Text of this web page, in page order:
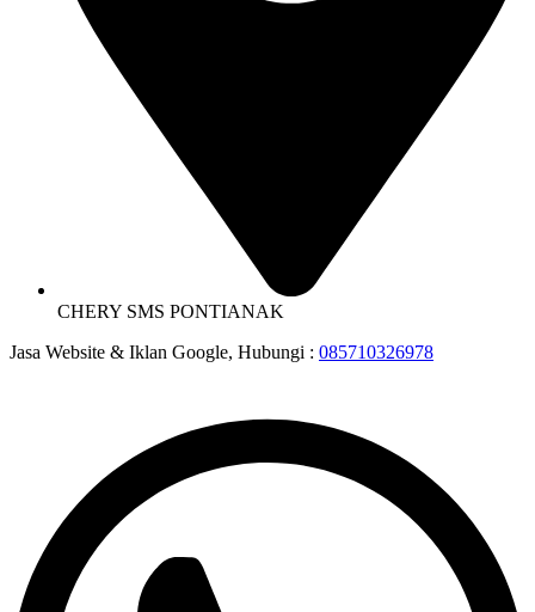
CHERY SMS PONTIANAK
Jasa Website & Iklan Google, Hubungi : 085710326978